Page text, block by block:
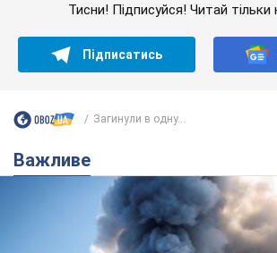
Тисни! Підписуйся! Читай
Підписатись
Загинули в одну...
Важливе